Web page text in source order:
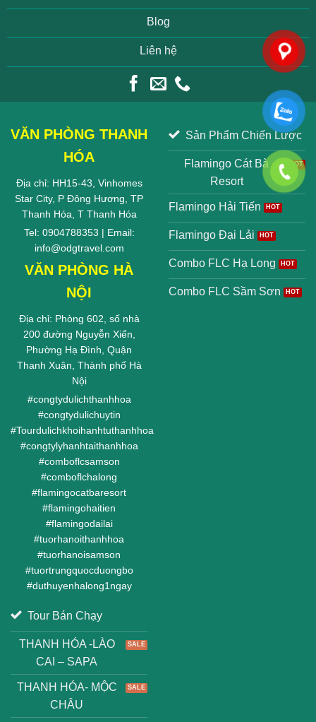
Blog
Liên hệ
VĂN PHÒNG THANH
HÓA
Địa chỉ: HH15-43, Vinhomes
Star City, P Đông Hương, TP
Thanh Hóa, T Thanh Hóa
Tel: 0904788353 | Email:
info@odgtravel.com
VĂN PHÒNG HÀ
NỘI
Địa chỉ: Phòng 602, số nhà
200 đường Nguyễn Xiển,
Phường Hạ Đình, Quận
Thanh Xuân, Thành phố Hà
Nội
#congtydulichthanhhoa
#congtydulichuytin
#Tourdulichkhoihanhtuthanhhoa
#congtylyhanhtaithanhhoa
#comboflcsamson
#comboflchalong
#flamingocatbaresort
#flamingohaitien
#flamingodailai
#tuorhanoithanhhoa
#tuorhanoisamson
#tuortrungquocduongbo
#duthuyenhalong1ngay
Sản Phẩm Chiến Lược
Flamingo Cát Bà
Resort
Flamingo Hải Tiến
Flamingo Đại Lải
Combo FLC Hạ Long
Combo FLC Sầm Sơn
Tour Bán Chạy
THANH HÓA -LÀO
CAI – SAPA
THANH HÓA- MỘC
CHÂU